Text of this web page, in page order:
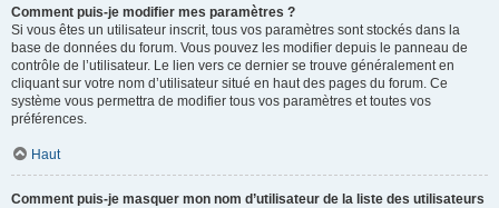
Comment puis-je modifier mes paramètres ?
Si vous êtes un utilisateur inscrit, tous vos paramètres sont stockés dans la
base de données du forum. Vous pouvez les modifier depuis le panneau de
contrôle de l’utilisateur. Le lien vers ce dernier se trouve généralement en
cliquant sur votre nom d’utilisateur situé en haut des pages du forum. Ce
système vous permettra de modifier tous vos paramètres et toutes vos
préférences.
Haut
Comment puis-je masquer mon nom d’utilisateur de la liste des utilisateurs